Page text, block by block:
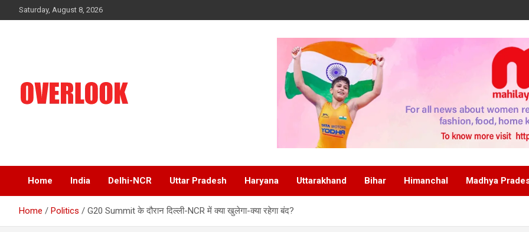
to
Saturday, August 8, 2026
Home India Delhi-NCR Uttar Pradesh Haryana Uttarakhand Bihar Himanchal Madhya
Home Politics G20 Summit के दौरान दिल्ली-NCR में क्या खुलेगा-क्या रहेगा बंद?